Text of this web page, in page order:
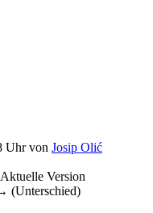
Uhr von Josip Olić
Aktuelle Version
(Unterschied)